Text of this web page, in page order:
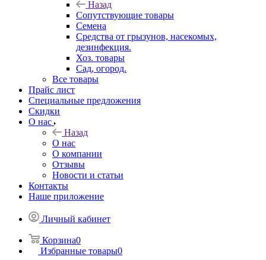
Назад
Сопутствующие товары
Семена
Средства от грызунов, насекомых,
дезинфекция.
Хоз. товары
Сад, огород.
Все товары
Прайс лист
Специальные предложения
Скидки
О нас
Назад
О нас
О компании
Отзывы
Новости и статьи
Контакты
Наше приложение
Личный кабинет
Корзина0
Избранные товары0